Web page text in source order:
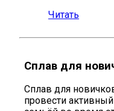
Читать
Сплав для
Сплав для
провести